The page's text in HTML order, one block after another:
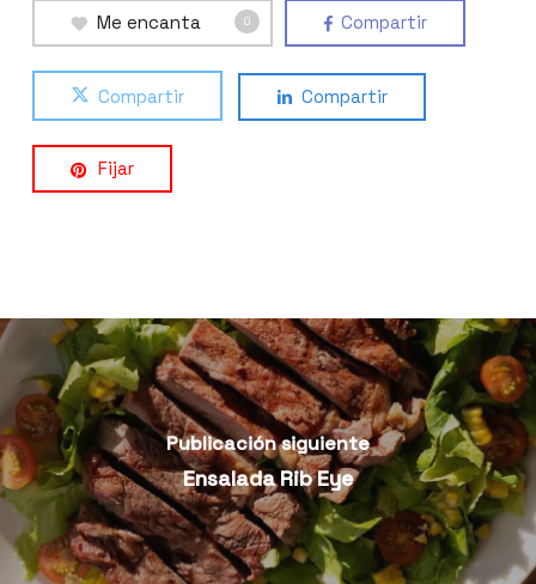
Me encanta 0 Compartir
Compartir Compartir
Fijar
Publicación siguiente
Ensalada Rib Eye